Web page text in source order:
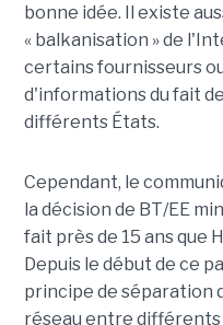
bonne idée. Il existe
« balkanisation » de
certains fournisseurs
d'informations du fait
différents États.
Cependant, le
la décision de BT/EE
fait près de 15 ans que
Depuis le début de ce
principe de séparation
réseau entre